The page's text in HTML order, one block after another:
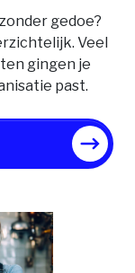
gedoe?
Veel
gingen je
past.